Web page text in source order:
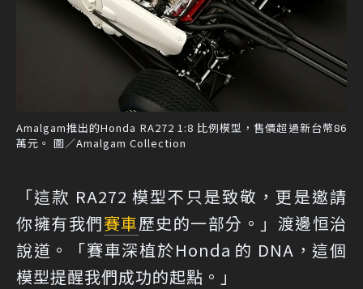
Amalgam推出的Honda RA272 1:8 比例模型，售價超過新台幣86
萬元。 圖／Amalgam Collection
「這款 RA272 模型不只是致敬，更是邀請
你擁有我們賽車歷史的一部分。」渡邊恒治
說道。「賽車深植於Honda 的 DNA，這個
模型提醒我們成功的起點。」